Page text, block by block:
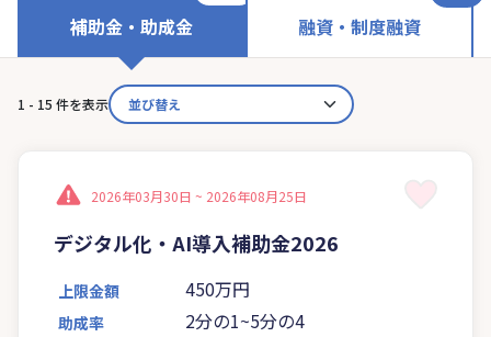
補助金・助成金 融資・制度融資
1 - 15 件を表示
2026年03月30日 ~ 2026年08月25日
デジタル化・AI導入補助金2026
上限金額 450万円
助成率 2分の1~5分の4